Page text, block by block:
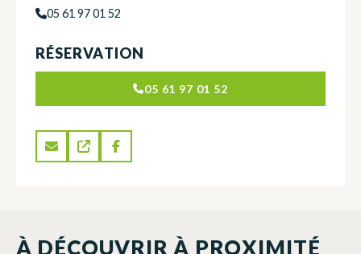
05 61 97 01 52
RÉSERVATION
05 61 97 01 52
À DÉCOUVRIR À PROXIMITÉ